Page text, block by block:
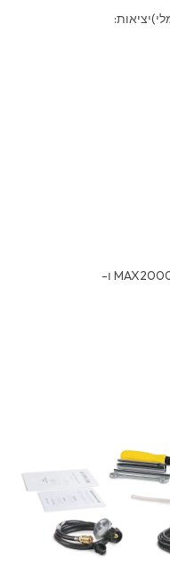
כבל קישור לתחנות כח מסוג MAX2000DELTA ו-